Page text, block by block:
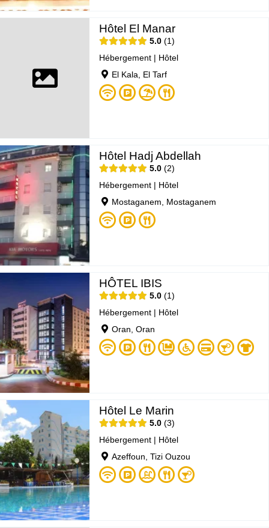
Hôtel El Manar
5.0
1
Hébergement | Hôtel
El Kala, El Tarf
Hôtel Hadj Abdellah
5.0
2
Hébergement | Hôtel
Mostaganem, Mostaganem
HÔTEL IBIS
5.0
1
Hébergement | Hôtel
Oran, Oran
Hôtel Le Marin
5.0 3
Hébergement | Hôtel
Azeffoun, Tizi Ouzou